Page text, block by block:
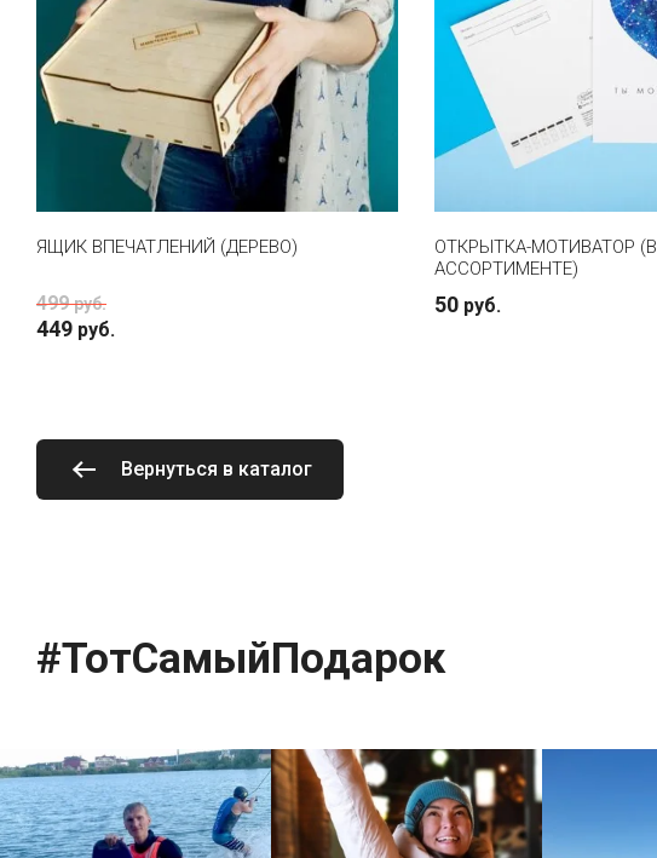
ЯЩИК ВПЕЧАТЛЕНИЙ (ДЕРЕВО)
499 руб.
449 руб.
ОТКРЫТКА-МОТИВАТОР (В
АССОРТИМЕНТЕ)
50 руб.
Вернуться в каталог
#ТотСамыйПодарок